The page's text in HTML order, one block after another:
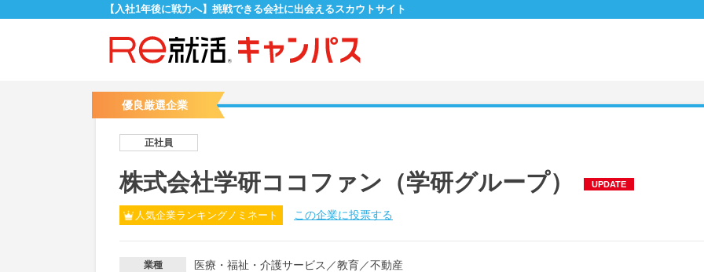
【入社1年後に戦力へ】挑戦できる会社に出会えるスカウトサイト
優良厳選企業
正社員
株式会社学研ココファン（学研グループ） UPDATE
人気企業ランキングノミネート この企業に投票する
業種 医療・福祉・介護サービス ／教育／不動産